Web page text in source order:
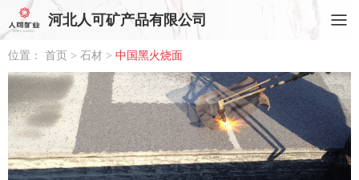
河北人可矿产品有限公司
位置： 首页 > 石材 > 中国黑火烧面